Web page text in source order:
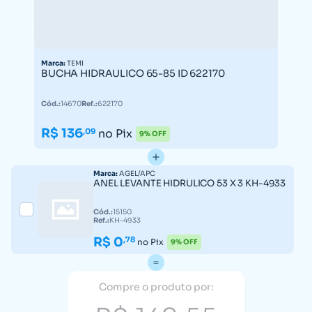
Marca:TEMI
BUCHA HIDRAULICO 65-85 ID 622170
Cód.:14670Ref.:622170
R$ 136,09 no Pix 9% OFF
Marca:AGEL/APC
ANEL LEVANTE HIDRULICO 53 X 3 KH-4933
Cód.:15150
Ref.:KH-4933
R$ 0,78 no Pix 9% OFF
Compre o produto por: